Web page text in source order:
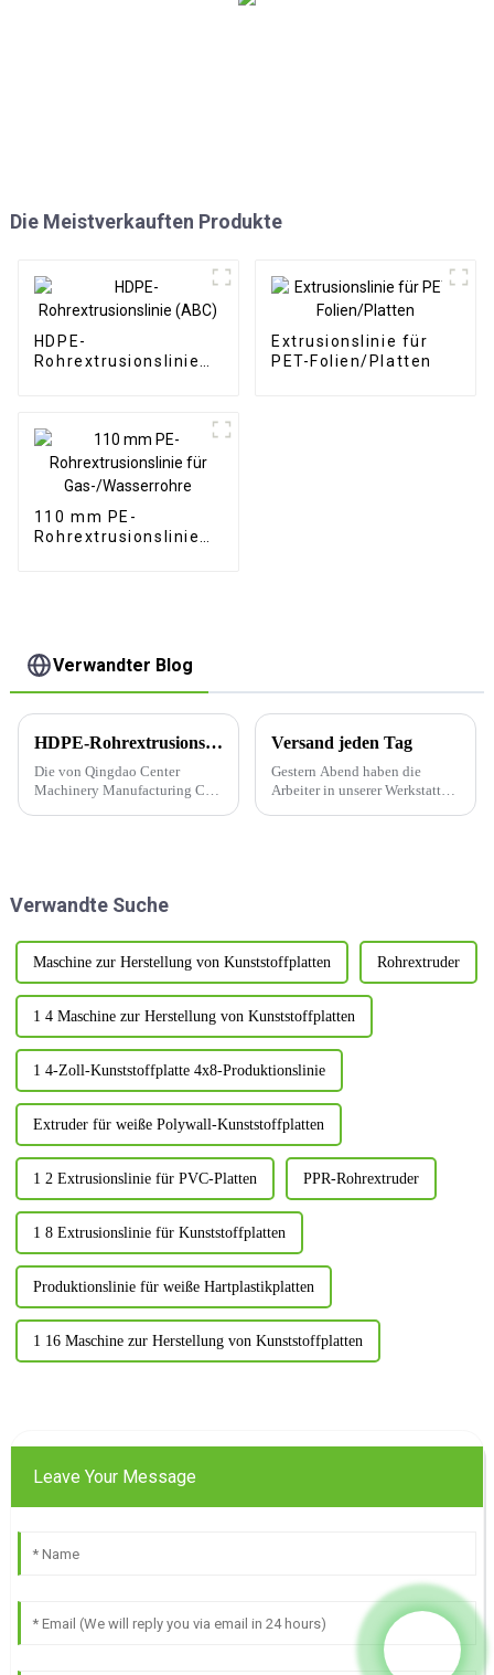
Die Meistverkauften Produkte
HDPE-
Rohrextrusionslinie
Extrusionslinie für
PET-Folien/Platten
110 mm PE-
Rohrextrusionslinie
Verwandter Blog
HDPE-Rohrextrusionslinie (110–400 mm, ABC)
Die von Qingdao Center
Machinery Manufacturing Co.,
ABC ist bei Kunden sehr
Versand jeden Tag
Gestern Abend haben die
Arbeiter in unserer Werkstatt
Verwandte Suche
Maschine zur Herstellung von Kunststoffplatten Rohrextruder
1 4 Maschine zur Herstellung von Kunststoffplatten
1 4-Zoll-Kunststoffplatte 4x8-Produktionslinie
Extruder für weiße Polywall-Kunststoffplatten
1 2 Extrusionslinie für PVC-Platten PPR-Rohrextruder
1 8 Extrusionslinie für Kunststoffplatten
Produktionslinie für weiße Hartplastikplatten
1 16 Maschine zur Herstellung von Kunststoffplatten
Leave Your Message